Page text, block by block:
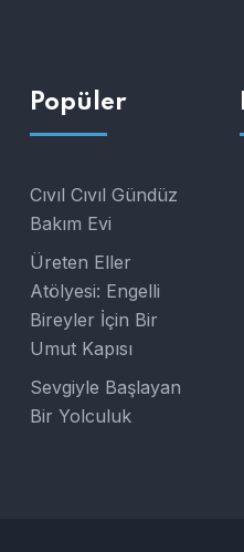
Popüler
Cıvıl Cıvıl Gündüz
Bakım Evi
Üreten Eller
Atölyesi: Engelli
Bireyler İçin Bir
Umut Kapısı
Sevgiyle Başlayan
Bir Yolculuk